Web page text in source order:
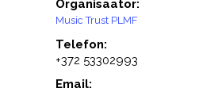
Organisaator:
Music Trust PLMF
Telefon:
+372 53302993
Email: